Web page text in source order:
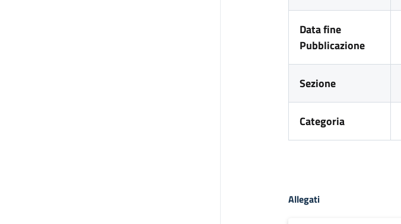
Data fine
Pubblicazione
Sezione
Categoria
Allegati